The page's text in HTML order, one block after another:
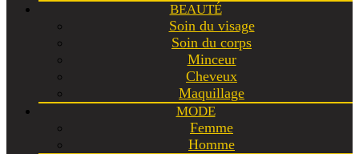
BEAUTÉ
Soin du visage
Soin du corps
Minceur
Cheveux
Maquillage
MODE
Femme
Homme